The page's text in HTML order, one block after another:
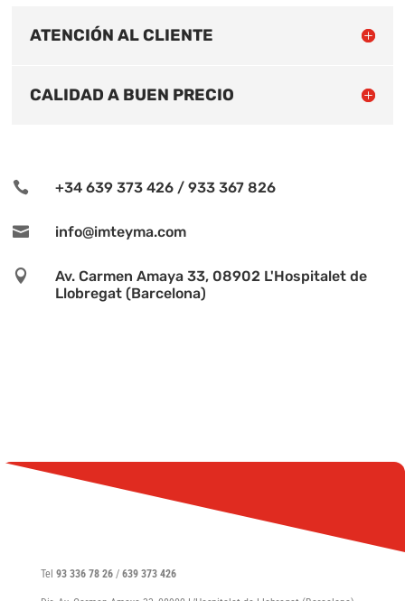
ATENCIÓN AL CLIENTE
CALIDAD A BUEN PRECIO
 +34 639 373 426 / 933 367 826
 info@imteyma.com

Av. Carmen Amaya 33, 08902 L'Hospitalet de
Llobregat (Barcelona)
Tel 93 336 78 26/ 639 373 426